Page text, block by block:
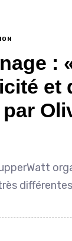
:
par